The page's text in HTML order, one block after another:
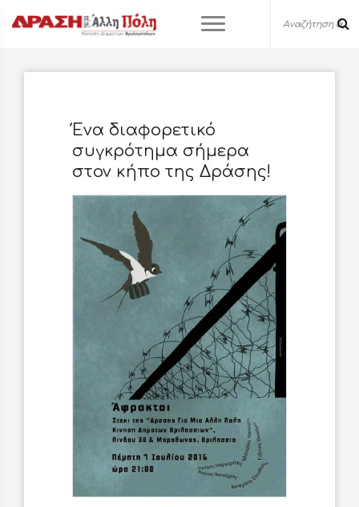
Ένα διαφορετικό
συγκρότημα σήμερα
στον κήπο της Δράσης!